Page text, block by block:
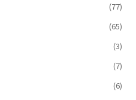
(77)
(65)
(3)
(7)
(6)